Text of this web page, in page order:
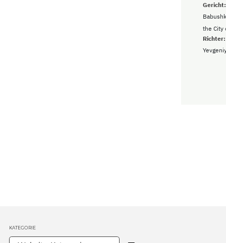
Gericht:
the City
Richter:
KATEGORIE